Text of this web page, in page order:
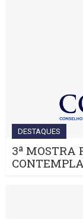
DESTAQUES
3ª MOSTRA